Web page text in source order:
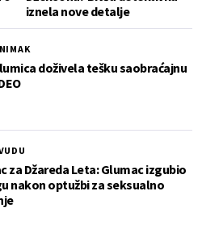
iznela nove detalje
doživela tešku saobraćajnu
za Džareda Leta: Glumac izgubio
nakon optužbi za seksualno